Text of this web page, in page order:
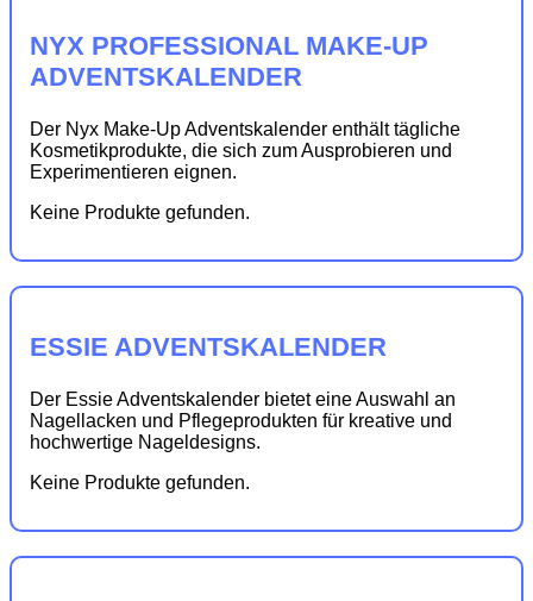
NYX PROFESSIONAL MAKE-UP
ADVENTSKALENDER
Der Nyx Make-Up Adventskalender enthält tägliche
Kosmetikprodukte, die sich zum Ausprobieren und
Experimentieren eignen.
Keine Produkte gefunden.
ESSIE ADVENTSKALENDER
Der Essie Adventskalender bietet eine Auswahl an
Nagellacken und Pflegeprodukten für kreative und
hochwertige Nageldesigns.
Keine Produkte gefunden.